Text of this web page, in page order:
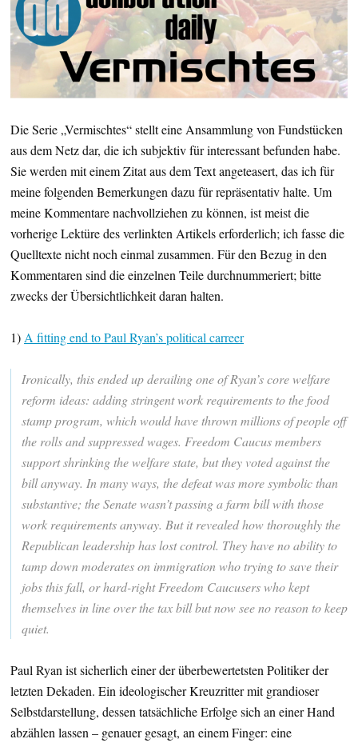
Die Serie „Vermischtes“ stellt eine Ansammlung von Fundstücken
aus dem Netz dar, die ich subjektiv für interessant befunden habe.
Sie werden mit einem Zitat aus dem Text angeteasert, das ich für
meine folgenden Bemerkungen dazu für repräsentativ halte. Um
meine Kommentare nachvollziehen zu können, ist meist die
vorherige Lektüre des verlinkten Artikels erforderlich; ich fasse die
Quelltexte nicht noch einmal zusammen. Für den Bezug in den
Kommentaren sind die einzelnen Teile durchnummeriert; bitte
zwecks der Übersichtlichkeit daran halten.
1) A fitting end to Paul Ryan’s political carreer
Ironically, this ended up derailing one of Ryan’s core welfare
reform ideas: adding stringent work requirements to the food
stamp program, which would have thrown millions of people off
the rolls and suppressed wages. Freedom Caucus members
support shrinking the welfare state, but they voted against the
bill anyway. In many ways, the defeat was more symbolic than
substantive; the Senate wasn’t passing a farm bill with those
work requirements anyway. But it revealed how thoroughly the
Republican leadership has lost control. They have no ability to
tamp down moderates on immigration who trying to save their
jobs this fall, or hard-right Freedom Caucusers who kept
themselves in line over the tax bill but now see no reason to keep
quiet.
Paul Ryan ist sicherlich einer der überbewertetsten Politiker der
letzten Dekaden. Ein ideologischer Kreuzritter mit grandioser
Selbstdarstellung, dessen tatsächliche Erfolge sich an einer Hand
abzählen lassen – genauer gesagt, an einem Finger: eine